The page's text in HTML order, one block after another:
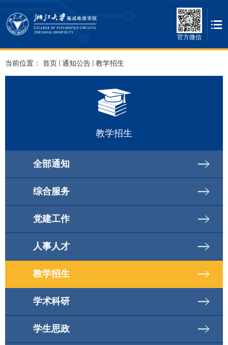
官方微信
当前位置： 首页 通知公告 教学招生
教学招生
全部通知
综合服务
党建工作
人事人才
教学招生
学术科研
学生思政